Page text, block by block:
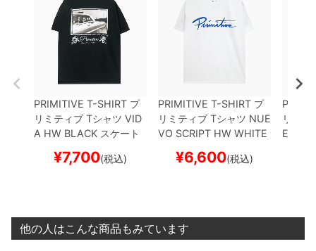
PRIMITIVE T-SHIRT プ
リミティブ Tシャツ VID
A HW BLACK スケート
¥7,700(税込)
PRIMITIVE T-SHIRT プ
リミティブ Tシャツ NUE
VO SCRIPT HW WHITE
¥6,600(税込)
リミテ
EAT
他の人はこんな商品もみています